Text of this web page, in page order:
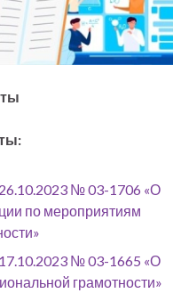
№ 03-1706 «О
по мероприятиям
№ 03-1665 «О
грамотности»